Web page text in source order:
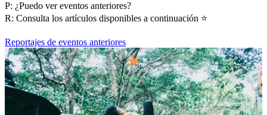
P: ¿Puedo ver eventos anteriores?
R: Consulta los artículos disponibles a continuación ⭐️
Reportajes de eventos anteriores